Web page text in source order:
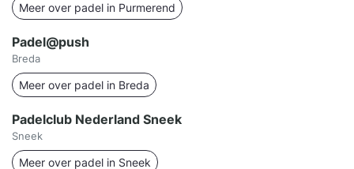
Meer over padel in Purmerend
Padel@push
Breda
Meer over padel in Breda
Padelclub Nederland Sneek
Sneek
Meer over padel in Sneek